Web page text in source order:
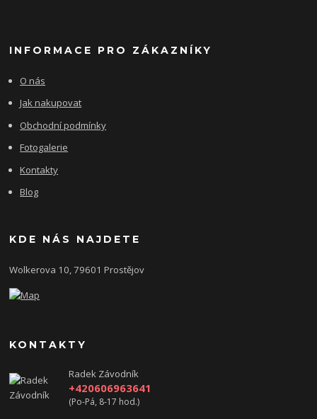
INFORMACE PRO ZÁKAZNÍKY
O nás
Jak nakupovat
Obchodní podmínky
Fotogalerie
Kontakty
Blog
KDE NÁS NAJDETE
Wolkerova 10, 79601 Prostějov
KONTAKTY
Radek Závodník
+420606963641
(Po-Pá, 8-17 hod.)